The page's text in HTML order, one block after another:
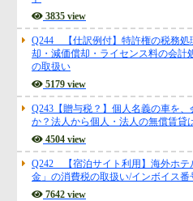
3835 view
Q244 【仕訳例付】特許権の税務処
却・減価償却・ライセンス料の会計
の取扱い
5179 view
Q243【贈与税？】個人名義の車を
か？法人から個人・法人の無償賃貸
4504 view
Q242 【宿泊サイト利用】海外ホテ
金」の消費税の取扱い/インボイス
7642 view